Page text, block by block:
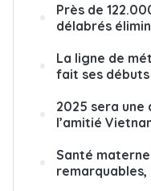
Près de
délabrés
La ligne de
fait ses
2025 sera une
l’amitié
Santé